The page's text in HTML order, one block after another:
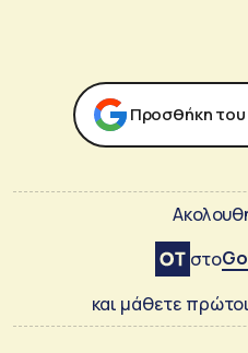
Προσθήκη
στο
και μάθετε